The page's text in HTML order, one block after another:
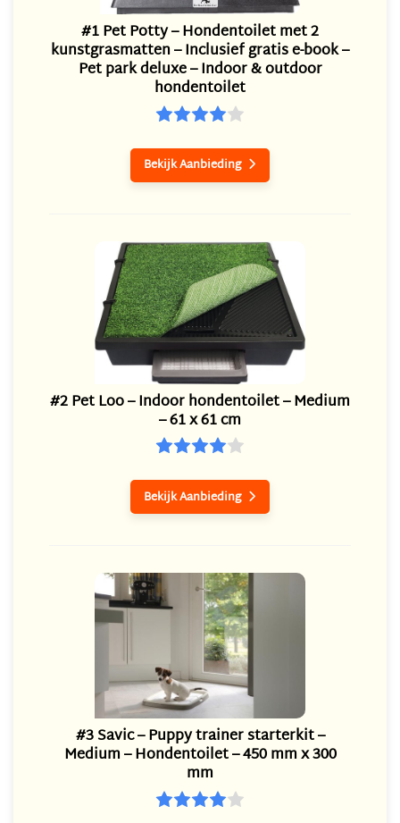
#1 Pet Potty – Hondentoilet met 2
kunstgrasmatten – Inclusief gratis e-book –
Pet park deluxe – Indoor & outdoor
hondentoilet
Bekijk Aanbieding 
#2 Pet Loo – Indoor hondentoilet – Medium
– 61 x 61 cm
Bekijk Aanbieding 
#3 Savic – Puppy trainer starterkit –
Medium – Hondentoilet – 450 mm x 300
mm